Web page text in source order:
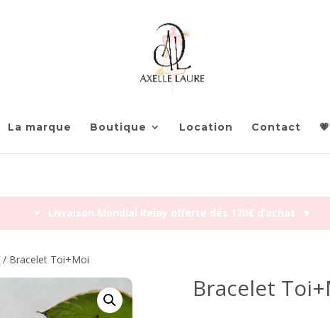
La marque Boutique Location Contact 💗
♥︎ Livraison Mondial Relay offerte dès 120€ d’achat ♥︎
/ Bracelet Toi+Moi
Bracelet